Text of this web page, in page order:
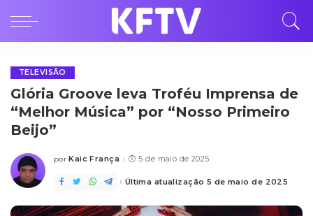
TELEVISÃO
Glória Groove leva Troféu Imprensa de
“Melhor Música” por “Nosso Primeiro
Beijo”
Posted
por Kaic França 5 de maio de 2025
Última atualização 5 de maio de 2025